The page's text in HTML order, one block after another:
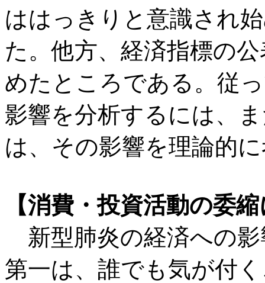
ははっきりと意識され
た。他方、経済指標の
めたところである。従
影響を分析するには、
は、その影響を理論的
【消費・投資活動の委
新型肺炎の経済への
第一は、誰でも気が付